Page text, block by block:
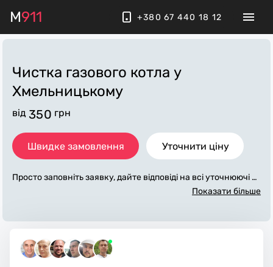
M911 +380 67 440 18 12
Чистка газового котла у
Хмельницькому
від 350 грн
Швидке замовлення Уточнити ціну
Просто заповніть заявку, дайте відповіді на всі уточнюючі за
питання по «чистка газового котла». Ми зв'яжемося з вами
еріали. Виконавці стежать за чистотою та прибирають робо
че місце.
Показати більше